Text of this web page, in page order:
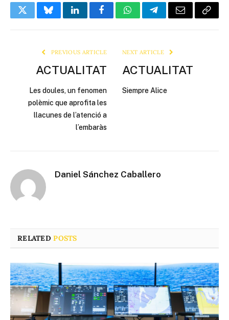
TwitterBlueskyLinkedInFacebookWhatsAppTelegramEmail Copy
PREVIOUS ARTICLE
ACTUALITAT
Les doules, un fenomen
polèmic que aprofita les
llacunes de l’atenció a
l’embaràs
NEXT ARTICLE
ACTUALITAT
Siempre Alice
Daniel Sánchez Caballero
RELATEDPOSTS